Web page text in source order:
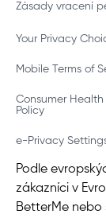
Zásady vracení
Your Privacy
Mobile Terms of
Consumer
Policy
e-Privacy
Podle
zákazníci v
BetterMe